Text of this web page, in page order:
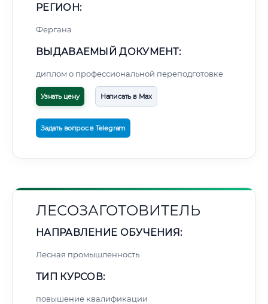
РЕГИОН:
Фергана
ВЫДАВАЕМЫЙ ДОКУМЕНТ:
диплом о профессиональной переподготовке
Узнать цену Написать в Max
Задать вопрос в Telegram
ЛЕСОЗАГОТОВИТЕЛЬ
НАПРАВЛЕНИЕ ОБУЧЕНИЯ:
Лесная промышленность
ТИП КУРСОВ:
повышение квалификации